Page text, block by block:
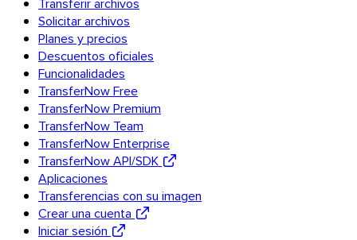
Descubrir la API
Tutoriales y guías
Enviar todo tipo de archivos
El blog
Soporte y FAQ
Contactar con soporte
Idiomas disponibles
Estado del servicio
Solicitar archivos
Planes y precios
Descuentos oficiales
Funcionalidades
TransferNow Free
TransferNow Premium
TransferNow Team
TransferNow Enterprise
TransferNow API/SDK
Aplicaciones
Transferencias con su imagen
Crear una cuenta
Iniciar sesión